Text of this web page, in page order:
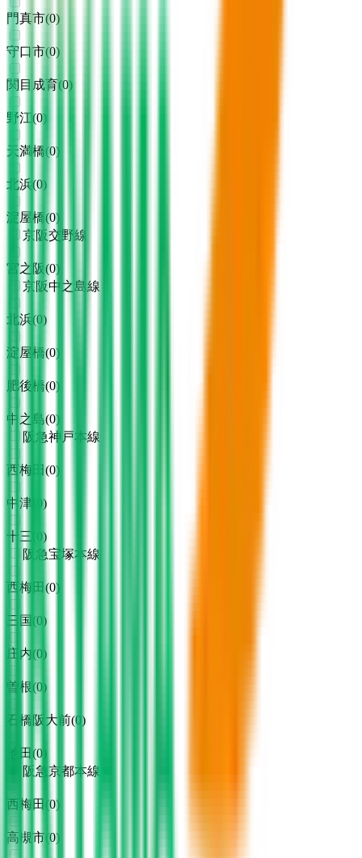
門真市(0)
守口市(0)
関目成育(0)
野江(0)
天満橋(0)
北浜(0)
淀屋橋 (0)
京阪交野線
宮之阪(0)
京阪中之島線
北浜(0)
淀屋橋(0)
肥後橋(0)
中之島(0)
阪急神戸本線
西梅田 (0)
中津 0)
十三 0)
阪急宝塚本線
西梅田 (0)
三国 (0)
庄内(0)
曽根(0)
石橋阪大前(0 )
池田 (0 )
阪急京都本線
西梅田 (0)
高槻市 (0)